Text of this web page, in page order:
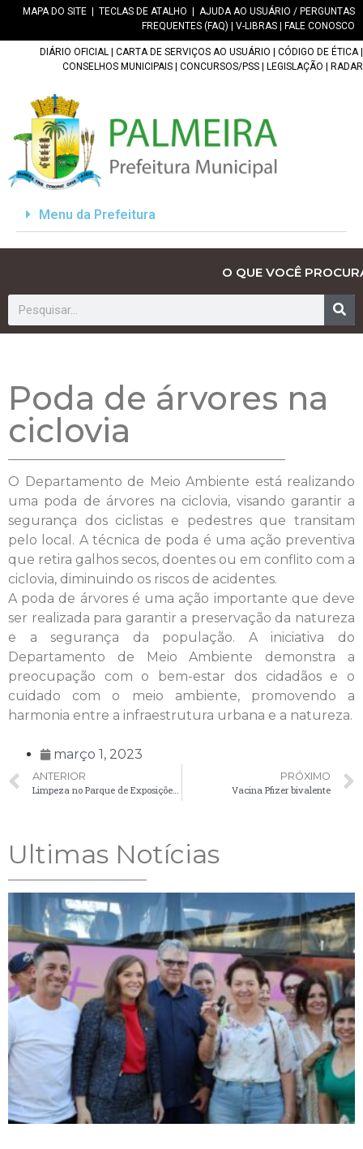
MAPA DO SITE TECLAS DE ATALHO
AJUDA AO USUÁRIO / PERGUNTAS
FREQUENTES (FAQ)
V-LIBRAS FALE CONOSCO
DIÁRIO OFICIAL CARTA DE SERVIÇOS AO USUÁRIO CÓDIGO DE ÉTICA|
CONSELHOS MUNICIPAIS
CONCURSOS/PSS LEGISLAÇÃO RADAR
Menu da Prefeitura
O QUE VOCÊ
Poda de árvores na
ciclovia
O Departamento de Meio Ambiente está realizando
uma poda de árvores na ciclovia, visando garantir a
segurança dos ciclistas e pedestres que transitam
pelo local. A técnica de poda é uma ação preventiva
que retira galhos secos, doentes ou em conflito com a
ciclovia, diminuindo os riscos de acidentes.
A poda de árvores é uma ação importante que deve
ser realizada para garantir a preservação da natureza
e a segurança da população. A iniciativa do
Departamento de Meio Ambiente demonstra a
preocupação com o bem-estar dos cidadãos e o
cuidado com o meio ambiente, promovendo a
harmonia entre a infraestrutura urbana e a natureza.
março 1, 2023
ANTERIOR
PRÓXIMO
Vacina Pfizer bivalente
Ultimas Notícias